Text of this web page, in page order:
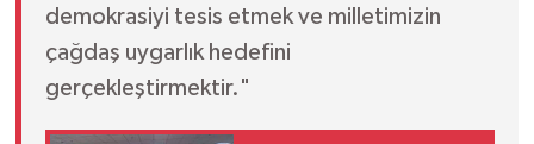
demokrasiyi tesis etmek ve milletimizin
çağdaş uygarlık hedefini
gerçekleştirmektir."